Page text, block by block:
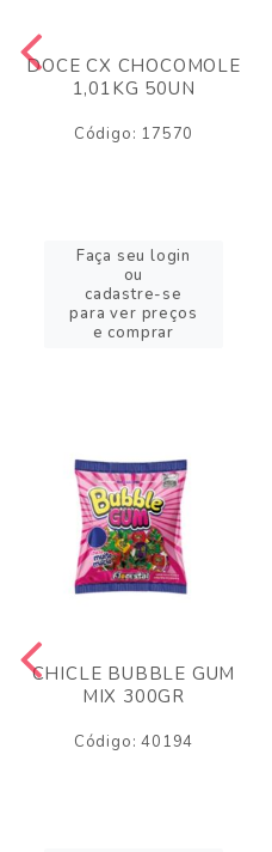
DOCE CX CHOCOMOLE
1,01KG 50UN
Código: 17570
Faça seu login
ou
cadastre-se
para ver preços
e comprar
CHICLE BUBBLE GUM
MIX 300GR
Código: 40194